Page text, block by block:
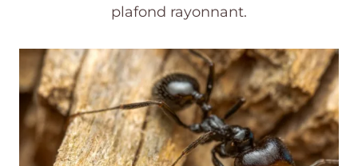
plafond rayonnant.